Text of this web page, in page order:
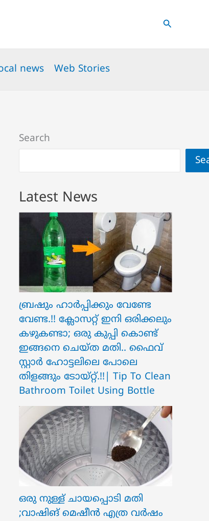
Search
news Web Stories
Search
Latest News
ബ്രഷും ഹാർപ്പിക്കും വേണ്ടേ
വേണ്ട.!! ക്ലോസറ്റ് ഇനി ഒരിക്കലും
കഴുകണ്ടാ; ഒരു കുപ്പി കൊണ്ട്
ഇങ്ങനെ ചെയ്ത മതി.. ഫൈവ്
സ്റ്റാർ ഹോട്ടലിലെ പോലെ
തിളങ്ങും ടോയ്റ്റ്.!!| Tip To Clean
Bathroom Toilet Using Bottle
ഒരു നുള്ള് ചായപ്പൊടി മതി
;വാഷിങ് മെഷീൻ എത്ര വർഷം